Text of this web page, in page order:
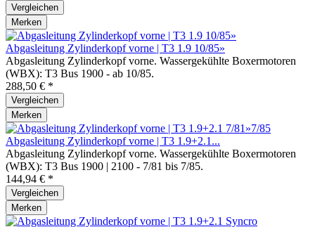
Vergleichen
Merken
Abgasleitung Zylinderkopf vorne | T3 1.9 10/85»
Abgasleitung Zylinderkopf vorne. Wassergekühlte Boxermotoren
(WBX): T3 Bus 1900 - ab 10/85.
288,50 € *
Vergleichen
Merken
Abgasleitung Zylinderkopf vorne | T3 1.9+2.1...
Abgasleitung Zylinderkopf vorne. Wassergekühlte Boxermotoren
(WBX): T3 Bus 1900 | 2100 - 7/81 bis 7/85.
144,94 € *
Vergleichen
Merken